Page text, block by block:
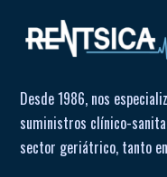
Desde 1986, nos
suministros clínico-
sector geriátrico, tanto